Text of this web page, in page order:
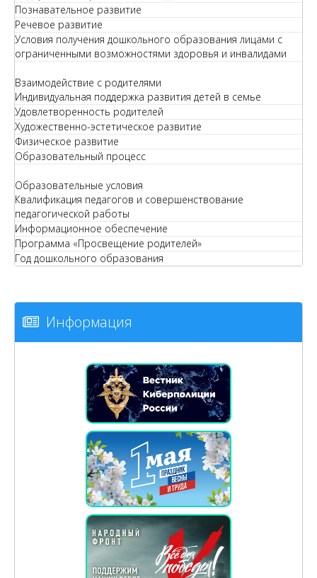
Познавательное развитие
Речевое развитие
Условия получения дошкольного образования лицами с
ограниченными возможностями здоровья и инвалидами
Взаимодействие с родителями
Индивидуальная поддержка развития детей в семье
Удовлетворенность родителей
Художественно-эстетическое развитие
Физическое развитие
Образовательный процесс
Образовательные условия
Квалификация педагогов и совершенствование
педагогической работы
Информационное обеспечение
Программа «Просвещение родителей»
Год дошкольного образования
Информация